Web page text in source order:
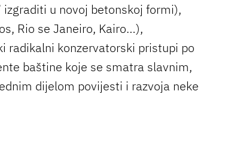
u novoj betonskoj formi),
Rio se Janeiro, Kairo…),
radikalni konzervatorski pristupi po
baštine koje se smatra slavnim,
dijelom povijesti i razvoja neke